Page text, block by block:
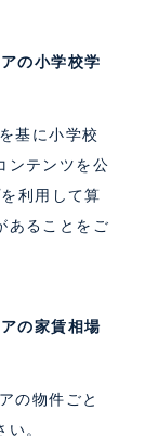
の小学校学
基に小学校
ンテンツを公
利用して算
あることをご
の家賃相場
の物件ごと
。